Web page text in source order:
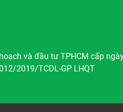
và đầu tư TPHCM cấp
2019/TCDL-GP LHQT